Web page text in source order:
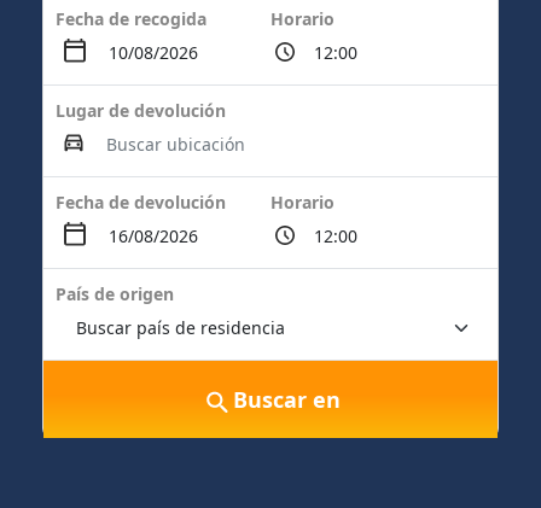
Fecha de recogida Horario
Lugar de devolución
Fecha de devolución Horario
País de origen
Buscar en